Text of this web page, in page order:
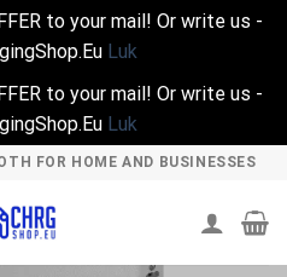
to your mail! Or write us -
Luk
to your mail! Or write us -
Luk
FOR HOME AND BUSINESSES